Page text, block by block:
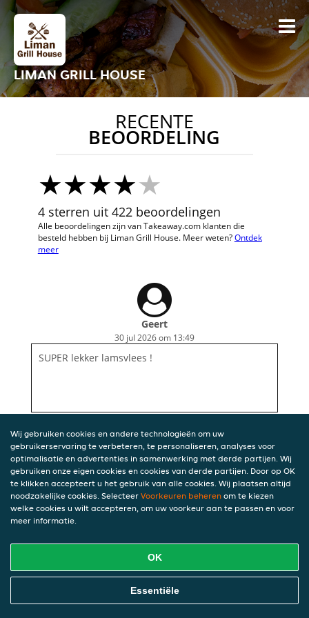
LIMAN GRILL HOUSE
RECENTE
BEOORDELING
4 sterren uit 422 beoordelingen
Alle beoordelingen zijn van Takeaway.com klanten die
besteld hebben bij Liman Grill House. Meer weten?Ontdek
meer
Geert
30 jul 2026 om 13:49
SUPER lekker lamsvlees !
Wij gebruiken cookies en andere technologieën om uw
gebruikerservaring te verbeteren, te personaliseren, analyses voor
optimalisatie en advertenties in samenwerking met derde partijen. Wij
gebruiken onze eigen cookies en cookies van derde partijen. Door op OK
te klikken accepteert u het gebruik van alle cookies. Wij plaatsen altijd
noodzakelijke cookies. Selecteer Voorkeuren beheren om te kiezen
welke cookies u wilt accepteren, om uw voorkeur aan te passen en voor
meer informatie.
OK
Essentiële